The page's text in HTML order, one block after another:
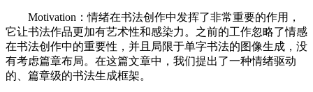
Motivation：情绪在书法创作中发挥了非常重要的作用，
它让书法作品更加有艺术性和感染力。之前的工作忽略了情感
在书法创作中的重要性，并且局限于单字书法的图像生成，没
有考虑篇章布局。在这篇文章中，我们提出了一种情绪驱动
的、篇章级的书法生成框架。